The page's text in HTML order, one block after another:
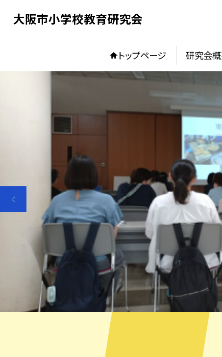
大阪市小学校教育研究会
トップページ 研究会